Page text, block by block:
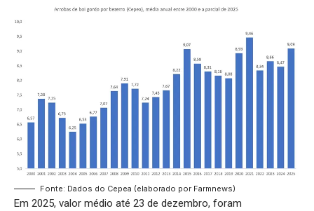
Fonte: Dados do Cepea (elaborado por Farmnews)
Em 2025, valor médio até 23 de dezembro, foram